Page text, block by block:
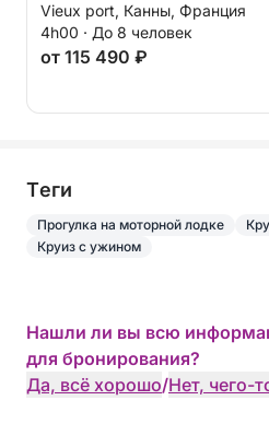
Vieux port, Канны, Франция
4h00 · До 8 человек
от 115 490 ₽
Tеги
Прогулка на моторной лодке
Круиз с ужином
Нашли ли вы всю
для бронирования?
Да, всё хорошо/Нет, чего-